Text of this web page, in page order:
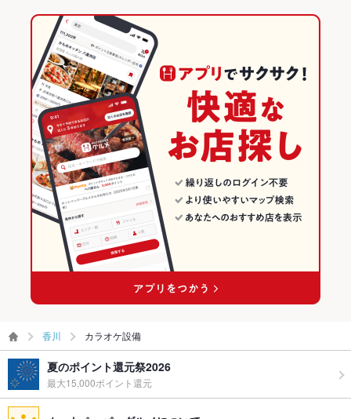
香川 カラオケ設備
夏のポイント還元祭2026
最大15,000ポイント還元